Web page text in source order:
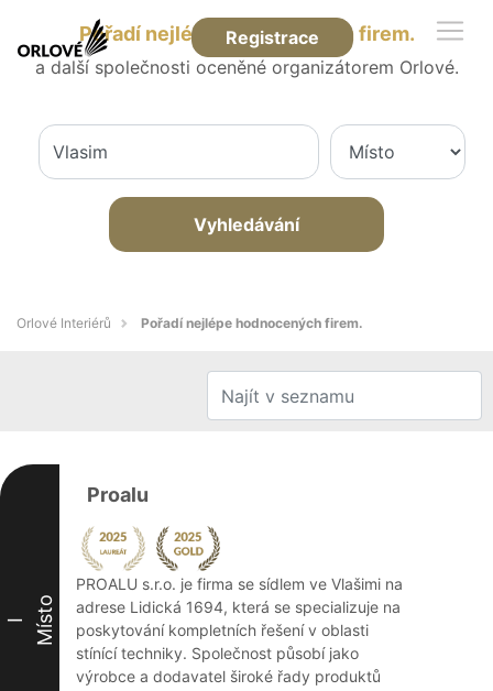
Registrace
Pořadí nejlépe hodnocených firem.
a další společnosti oceněné organizátorem Orlové.
Vyhledávání
Orlové Interiérů Pořadí nejlépe hodnocených firem.
I Místo
Proalu
PROALU s.r.o. je firma se sídlem ve Vlašimi na
adrese Lidická 1694, která se specializuje na
poskytování kompletních řešení v oblasti
stínící techniky. Společnost působí jako
výrobce a dodavatel široké řady produktů